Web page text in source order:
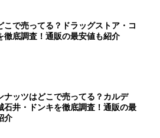
こで売ってる？ドラッグストア・コ
徹底調査！通販の最安値も紹介
ナッツはどこで売ってる？カルデ
石井・ドンキを徹底調査！通販の最
介